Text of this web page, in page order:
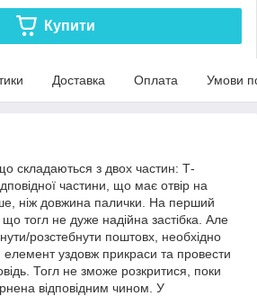
Купити
Доставка Оплата Умови
складаються з двох частин: Т-
частини, що має отвір на
ніж довжина палички. На перший
тогл не дуже надійна застібка. Але
розстебнути поштовх, необхідно
уздовж прикраси та провести
Тогл не зможе розкритися, поки
відповідним чином. У